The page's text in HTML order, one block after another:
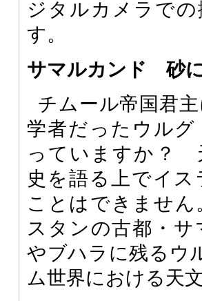
ジタルカメラで
す。
サマルカンド 砂
チムール帝国君
学者だったウルグ
っていますか？
史を語る上でイス
ことはできません
スタンの古都・サ
やブハラに残るウ
ム世界における天